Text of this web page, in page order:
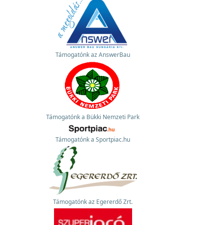
Támogatónk az AnswerBau
Támogatónk a Bükki Nemzeti Park
Támogatónk a Sportpiac.hu
Támogatónk az Egererdő Zrt.